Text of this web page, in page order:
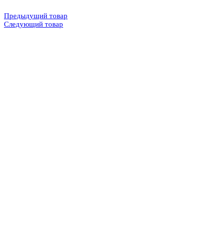
Предыдущий товар
Следующий товар